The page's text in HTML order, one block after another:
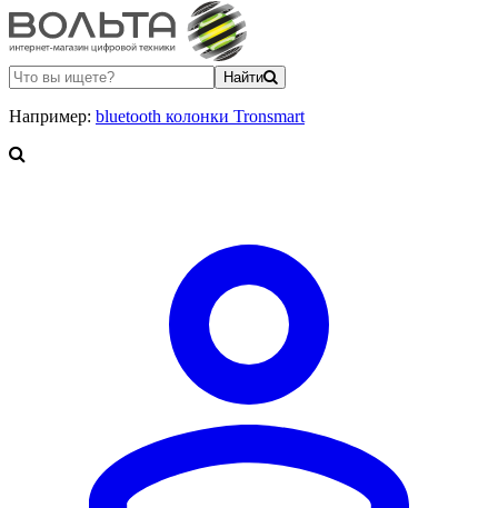
Найти
Например: bluetooth колонки Tronsmart